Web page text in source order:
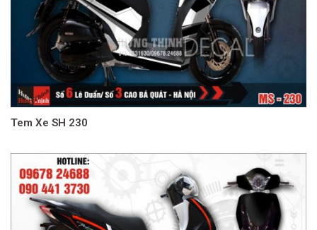
Tem Xe SH 230